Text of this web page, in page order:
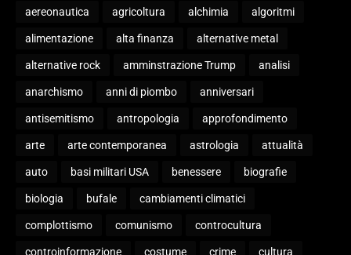
aereonautica agricoltura alchimia algoritmi
alimentazione alta finanza alternative metal
alternative rock amminstrazione Trump analisi
anarchismo anni di piombo anniversari
antisemitismo antropologia approfondimento
arte arte contemporanea astrologia attualità
auto basi militari USA benessere biografie
biologia bufale cambiamenti climatici
complottismo comunismo controcultura
controinformazione costume crime cultura